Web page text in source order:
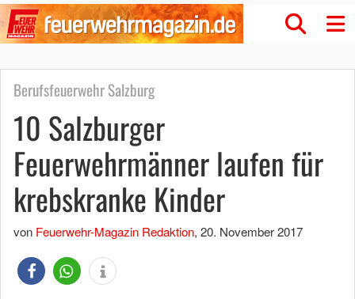
Berufsfeuerwehr Salzburg
10 Salzburger
Feuerwehrmänner laufen für
krebskranke Kinder
von Feuerwehr-Magazin Redaktion, 20. November 2017